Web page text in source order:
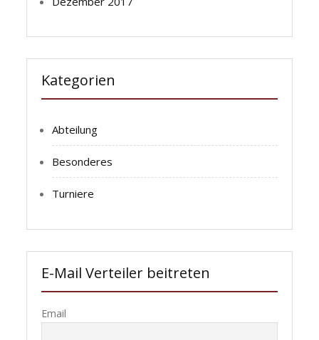
Kategorien
Abteilung
Besonderes
Turniere
E-Mail Verteiler beitreten
Email